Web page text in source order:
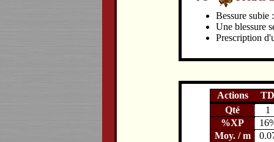
Bessure subie
Une blessure
Prescription
Actions
Qté
1
%XP
Moy. / m